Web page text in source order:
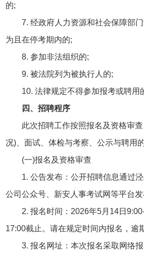
的;
7. 经政府人力资源和社会保障部
为且在停考期内的;
8. 参加非法组织的;
9. 被法院列为被执行人的;
10. 法律规定不得参加报考或聘用
四、招聘程序
此次招聘工作按照报名及资格审
况)、面试、体检与考察、公示与聘用
(一)报名及资格审查
1. 公告发布：公开招聘信息通过
公司公众号、新安人事考试网等平台发
2. 报名时间：2026年5月14日
17:00截止。请在规定时间内报名，逾
3. 报名网址：本次报名采取网络